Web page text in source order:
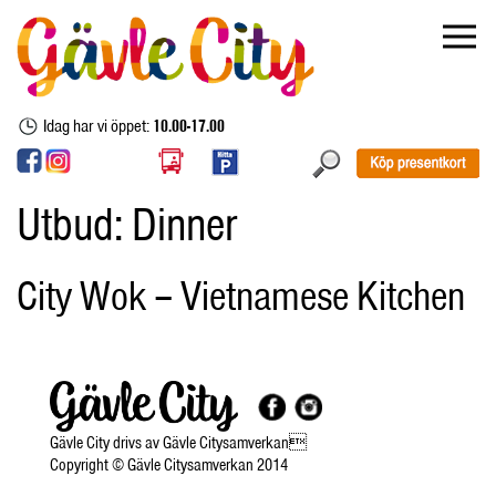
Idag har vi öppet:10.00-17.00
Utbud: Dinner
City Wok – Vietnamese Kitchen
Gävle City drivs av Gävle Citysamverkan
Copyright © Gävle Citysamverkan 2014